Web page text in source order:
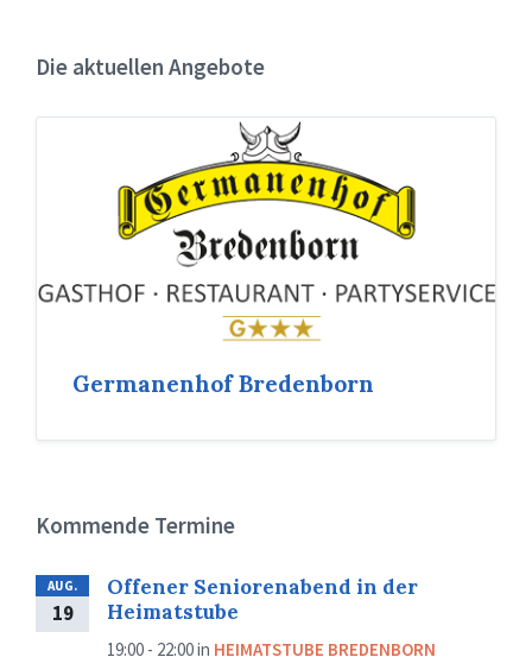
Die aktuellen Angebote
Germanenhof Bredenborn
Kommende Termine
AUG.
19
Offener Seniorenabend in der
Heimatstube
19:00 - 22:00in HEIMATSTUBE BREDENBORN